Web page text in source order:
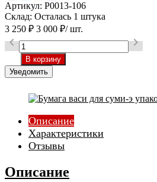
Артикул: P0013-106
Склад: Осталась 1 штука
3 250 ₽ 3 000 ₽/ шт.
 
Уведомить
Описание
Характеристики
Отзывы
Описание